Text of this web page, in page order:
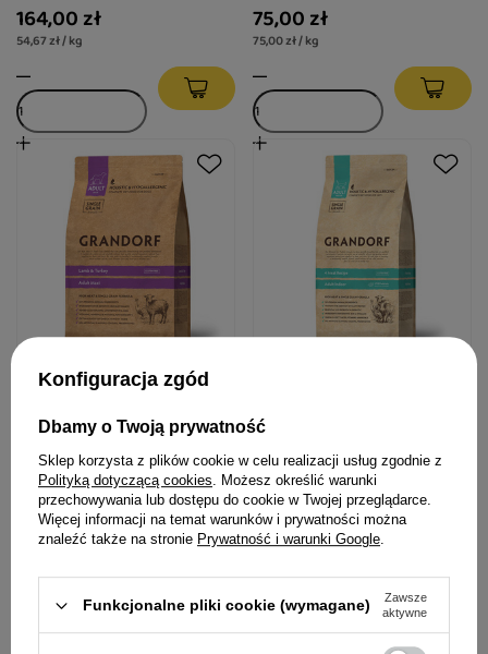
164,00 zł
54,67 zł / kg
75,00 zł
75,00 zł / kg
Grandorf Lamb & Turkey
duże jagnięcina i indyk 3 kg
144,00 zł
48,00 zł / kg
domowego 2 kg
119,00 zł
59,50 zł / kg
Konfiguracja zgód
Dbamy o Twoją prywatność
Sklep korzysta z plików cookie w celu realizacji usług zgodnie z
Polityką dotyczącą cookies. Możesz określić warunki
przechowywania lub dostępu do cookie w Twojej przeglądarce.
Więcej informacji na temat warunków i prywatności można
znaleźć także na stronie Prywatność i warunki Google.
Funkcjonalne pliki cookie (wymagane)
Zawsze
aktywne